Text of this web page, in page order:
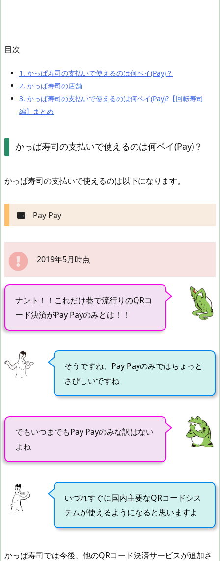
目次
1. かっぱ寿司の支払いで使えるのは何ペイ(Pay)？
2. かっぱ寿司の店舗
3. かっぱ寿司の支払いで使えるのは何ペイ(Pay)?【回転寿司
編】まとめ
かっぱ寿司の支払いで使えるのは何ペイ(Pay)？
かっぱ寿司の支払いで使えるのは以下になります。
Pay Pay
2019年5月時点
ナント！！これだけ巷で流行りのQRコ
ード決済がPay Payのみとは！！
そうですね、Pay Payのみではちょっと
さびしいですね
でもいつまでもPay Payのみな訳はない
よね
いづれすぐに国内主要なQRコードシス
テムが使えるようになると思いますよ
かっぱ寿司では今後、他のQRコード決済サービスが追加さ